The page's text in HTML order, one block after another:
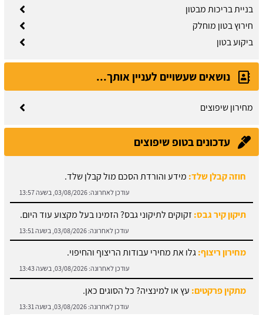
בניית בריכות מבטון
חירוץ בטון מוחלק
ביקוע בטון
נושאים שעשויים לעניין אותך...
מחירון שיפוצים
עדכונים בטופ שיפוצים
חוזה קבלן שלד: מידע והורדת הסכם מול קבלן שלד.
זקוקים לתיקוני גבס? הזמינו בעל מקצוע עוד היום.
גלו את מחירי עבודות הריצוף והחיפוי.
עץ או למינציה? כל הסוגים כאן.